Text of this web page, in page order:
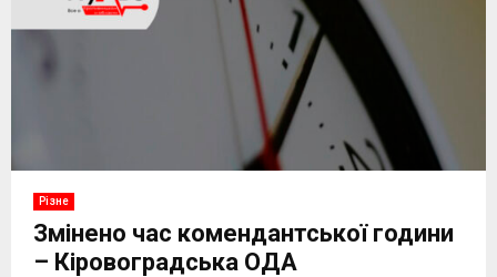
Різне
Змінено час комендантської години
– Кіровоградська ОДА